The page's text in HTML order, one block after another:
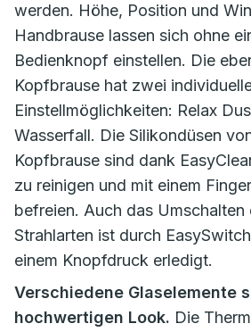
werden. Höhe, Position und
Handbrause lassen sich ohne
Bedienknopf einstellen. Die
Kopfbrause hat zwei
Einstellmöglichkeiten: Relax
Wasserfall. Die Silikondüsen
Kopfbrause sind dank
zu reinigen und mit einem
befreien. Auch das Umschalten
Strahlarten ist durch
einem Knopfdruck erledigt.
Verschiedene Glaselemente
hochwertigen Look. Die